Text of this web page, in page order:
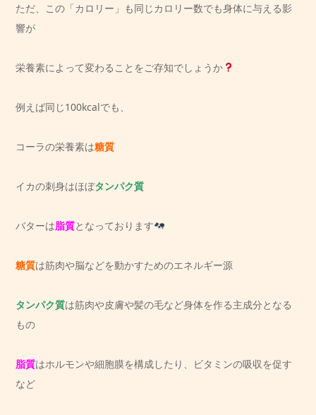
ただ、この「カロリー」も同じカロリー数でも身体に与える影
響が
栄養素によって変わることをご存知でしょうか
例えば同じ100kcalでも、
コーラの栄養素は糖質
イカの刺身はほぼタンパク質
バターは脂質となっております
糖質は筋肉や脳などを動かすためのエネルギー源
タンパク質は筋肉や皮膚や髪の毛など身体を作る主成分となる
もの
脂質はホルモンや細胞膜を構成したり、ビタミンの吸収を促す
など